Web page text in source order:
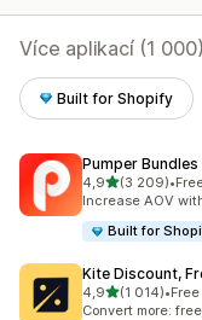
Více aplikací (1
Built for Shopify
Pumper
4,9z 5 hvězd
(3 209)
Celkový počet•
Increase AOV
Built for
Kite Discount,
4,9z 5 hvězd
(1 014)
Celkový počet
•
Convert more: